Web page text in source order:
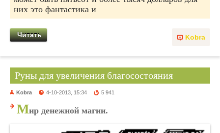
них это фантастика и
Kobra
Читать
Руны для увеличения благосостояния
Kobra 4-10-2013, 15:34 5 941
Мир денежной магии.